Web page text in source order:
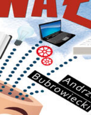
zmiany osobistej.